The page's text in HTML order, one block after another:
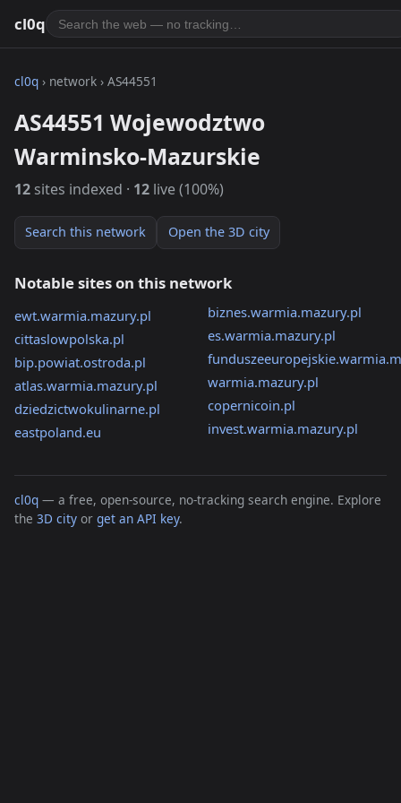
cl0q
cl0q › network › AS44551
AS44551 Wojewodztwo
Warminsko-Mazurskie
12 sites indexed · 12 live (100%)
Search this network Open the 3D city
Notable sites on this network
ewt.warmia.mazury.pl
cittaslowpolska.pl
bip.powiat.ostroda.pl
atlas.warmia.mazury.pl
dziedzictwokulinarne.pl
eastpoland.eu
biznes.warmia.mazury.pl
es.warmia.mazury.pl
warmia.mazury.pl
copernicoin.pl
invest.warmia.mazury.pl
cl0q — a free, open-source, no-tracking search engine. Explore
the 3D city or get an API key.